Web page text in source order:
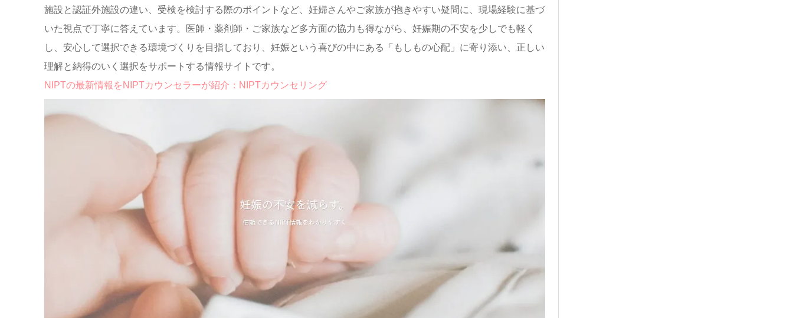
施設と認証外施設の違い、受検を検討する際のポイントなど、妊婦さんやご家族が抱きやすい疑問に、現場経験に基づ
いた視点で丁寧に答えています。医師・薬剤師・ご家族など多方面の協力も得ながら、妊娠期の不安を少しでも軽く
し、安心して選択できる環境づくりを目指しており、妊娠という喜びの中にある「もしもの心配」に寄り添い、正しい
理解と納得のいく選択をサポートする情報サイトです。
NIPTの最新情報をNIPTカウンセラーが紹介：NIPTカウンセリング